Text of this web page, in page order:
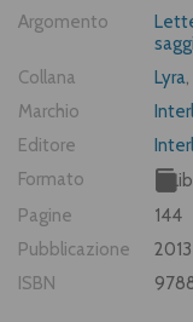
Argomento
Collana
Lyra
Marchio
Editore
Formato
Pagine
144
Pubblicazione
2013
ISBN